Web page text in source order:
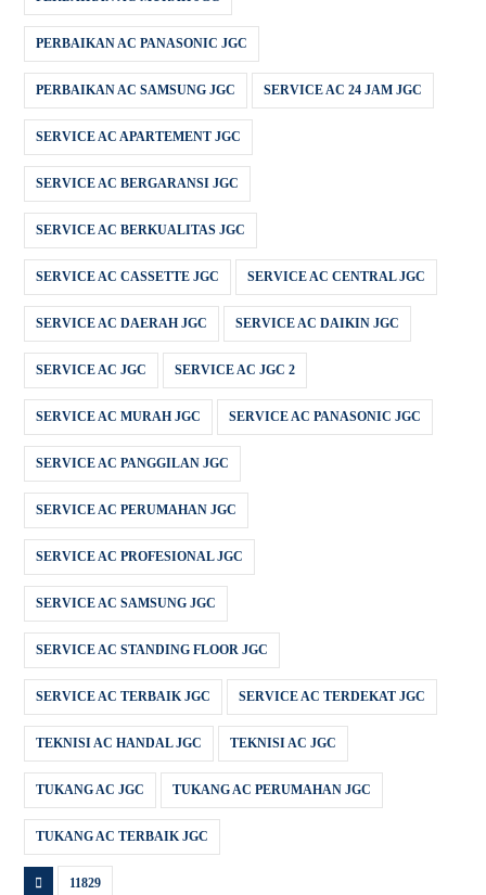
PERBAIKAN AC PANASONIC JGC
PERBAIKAN AC SAMSUNG JGC SERVICE AC 24 JAM JGC
SERVICE AC APARTEMENT JGC
SERVICE AC BERGARANSI JGC
SERVICE AC BERKUALITAS JGC
SERVICE AC CASSETTE JGC SERVICE AC CENTRAL JGC
SERVICE AC DAERAH JGC SERVICE AC DAIKIN JGC
SERVICE AC JGC SERVICE AC JGC 2
SERVICE AC MURAH JGC SERVICE AC PANASONIC JGC
SERVICE AC PANGGILAN JGC
SERVICE AC PERUMAHAN JGC
SERVICE AC PROFESIONAL JGC
SERVICE AC SAMSUNG JGC
SERVICE AC STANDING FLOOR JGC
SERVICE AC TERBAIK JGC SERVICE AC TERDEKAT JGC
TEKNISI AC HANDAL JGC TEKNISI AC JGC
TUKANG AC JGC TUKANG AC PERUMAHAN JGC
TUKANG AC TERBAIK JGC
11829